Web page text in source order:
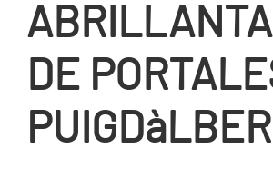
DE
PUIGDàLBER